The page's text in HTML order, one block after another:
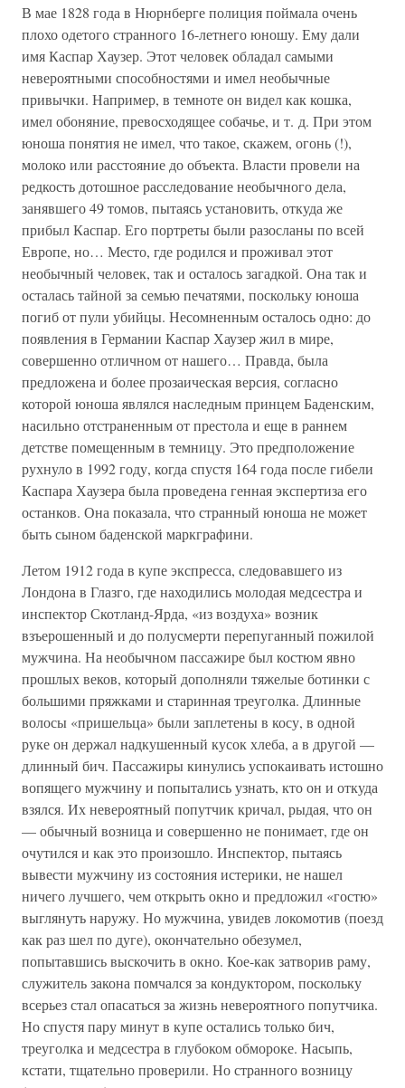
В мае 1828 года в Нюрнберге полиция поймала очень
плохо одетого странного 16-летнего юношу. Ему дали
имя Каспар Хаузер. Этот человек обладал самыми
невероятными способностями и имел необычные
привычки. Например, в темноте он видел как кошка,
имел обоняние, превосходящее собачье, и т. д. При этом
юноша понятия не имел, что такое, скажем, огонь (!),
молоко или расстояние до объекта. Власти провели на
редкость дотошное расследование необычного дела,
занявшего 49 томов, пытаясь установить, откуда же
прибыл Каспар. Его портреты были разосланы по всей
Европе, но… Место, где родился и проживал этот
необычный человек, так и осталось загадкой. Она так и
осталась тайной за семью печатями, поскольку юноша
погиб от пули убийцы. Несомненным осталось одно: до
появления в Германии Каспар Хаузер жил в мире,
совершенно отличном от нашего… Правда, была
предложена и более прозаическая версия, согласно
которой юноша являлся наследным принцем Баденским,
насильно отстраненным от престола и еще в раннем
детстве помещенным в темницу. Это предположение
рухнуло в 1992 году, когда спустя 164 года после гибели
Каспара Хаузера была проведена генная экспертиза его
останков. Она показала, что странный юноша не может
быть сыном баденской маркграфини.
Летом 1912 года в купе экспресса, следовавшего из
Лондона в Глазго, где находились молодая медсестра и
инспектор Скотланд-Ярда, «из воздуха» возник
взъерошенный и до полусмерти перепуганный пожилой
мужчина. На необычном пассажире был костюм явно
прошлых веков, который дополняли тяжелые ботинки с
большими пряжками и старинная треуголка. Длинные
волосы «пришельца» были заплетены в косу, в одной
руке он держал надкушенный кусок хлеба, а в другой —
длинный бич. Пассажиры кинулись успокаивать истошно
вопящего мужчину и попытались узнать, кто он и откуда
взялся. Их невероятный попутчик кричал, рыдая, что он
— обычный возница и совершенно не понимает, где он
очутился и как это произошло. Инспектор, пытаясь
вывести мужчину из состояния истерики, не нашел
ничего лучшего, чем открыть окно и предложил «гостю»
выглянуть наружу. Но мужчина, увидев локомотив (поезд
как раз шел по дуге), окончательно обезумел,
попытавшись выскочить в окно. Кое-как затворив раму,
служитель закона помчался за кондуктором, поскольку
всерьез стал опасаться за жизнь невероятного попутчика.
Но спустя пару минут в купе остались только бич,
треуголка и медсестра в глубоком обмороке. Насыпь,
кстати, тщательно проверили. Но странного возницу